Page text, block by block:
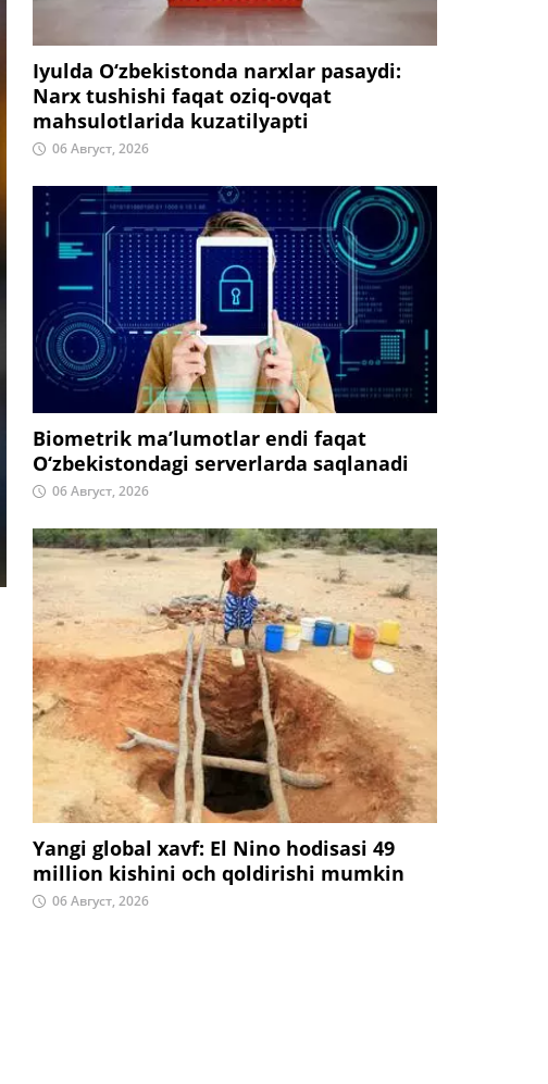
Iyulda O‘zbekistonda narxlar pasaydi:
Narx tushishi faqat oziq-ovqat
mahsulotlarida kuzatilyapti
06 Август, 2026
Biometrik ma’lumotlar endi faqat
O‘zbekistondagi serverlarda saqlanadi
06 Август, 2026
Yangi global xavf: El Nino hodisasi 49
million kishini och qoldirishi mumkin
06 Август, 2026